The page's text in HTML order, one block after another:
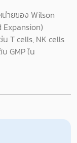
ายของ Wilson
T cells, NK cells
GMP ใน